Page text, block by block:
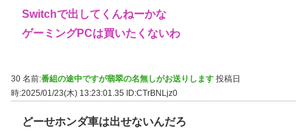
Switchで出してくんねーかな
ゲーミングPCは買いたくないわ
30 名前:番組の途中ですが翡翠の名無しがお送りします 投稿日
時:2025/01/23(木) 13:23:01.35 ID:CTrBNLjz0
どーせホンダ車は出せないんだろ